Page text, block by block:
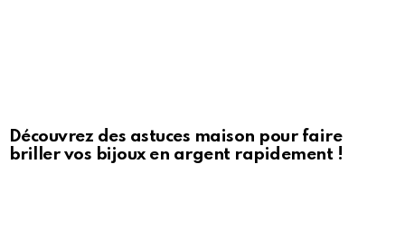
Découvrez des astuces maison pour faire
briller vos bijoux en argent rapidement !